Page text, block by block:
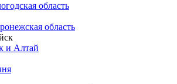
область
область
и Алтай